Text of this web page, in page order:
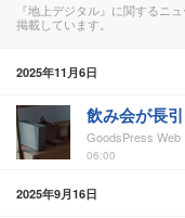
『地上デジタル』に関するニ
掲載しています。
2025年11月6日
飲み会が長
GoodsPress Web
06:00
2025年9月16日